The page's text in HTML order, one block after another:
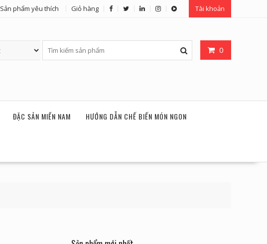
Sản phẩm yêu thích Giỏ hàng Tài khoản
0
ĐẶC SẢN MIỀN NAM HƯỚNG DẪN CHẾ BIẾN MÓN NGON